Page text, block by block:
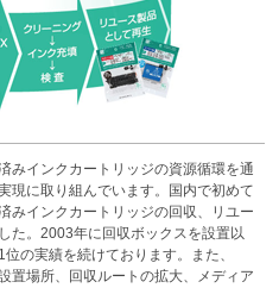
みインクカートリッジの資源循環を通
現に取り組んでいます。国内で初めて
みインクカートリッジの回収、リユー
た。2003年に回収ボックスを設置以
の実績を続けております。また、
置場所、回収ルートの拡大、メディア